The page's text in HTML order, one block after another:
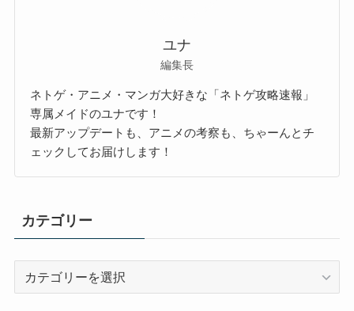
ユナ
編集長
ネトゲ・アニメ・マンガ大好きな「ネトゲ攻略速報」
専属メイドのユナです！
最新アップデートも、アニメの考察も、ちゃーんとチ
ェックしてお届けします！
カテゴリー